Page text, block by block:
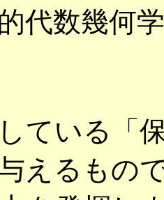
代数幾何
ている「
えるもの